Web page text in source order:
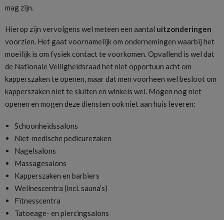
mag zijn.
Hierop zijn vervolgens wel meteen een aantal uitzonderingen
voorzien. Het gaat voornamelijk om ondernemingen waarbij het
moeilijk is om fysiek contact te voorkomen. Opvallend is wel dat
de Nationale Veiligheidsraad het niet opportuun acht om
kapperszaken te openen, maar dat men voorheen wel besloot om
kapperszaken niet te sluiten en winkels wel. Mogen nog niet
openen en mogen deze diensten ook niet aan huis leveren:
Schoonheidssalons
Niet-medische pedicurezaken
Nagelsalons
Massagesalons
Kapperszaken en barbiers
Wellnescentra (incl. sauna’s)
Fitnesscentra
Tatoeage- en piercingsalons